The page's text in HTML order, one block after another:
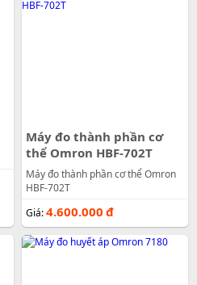
Máy đo thành phần cơ
thể Omron HBF-702T
Máy đo thành phần cơ thể Omron
HBF-702T
Giá:4.600.000 đ